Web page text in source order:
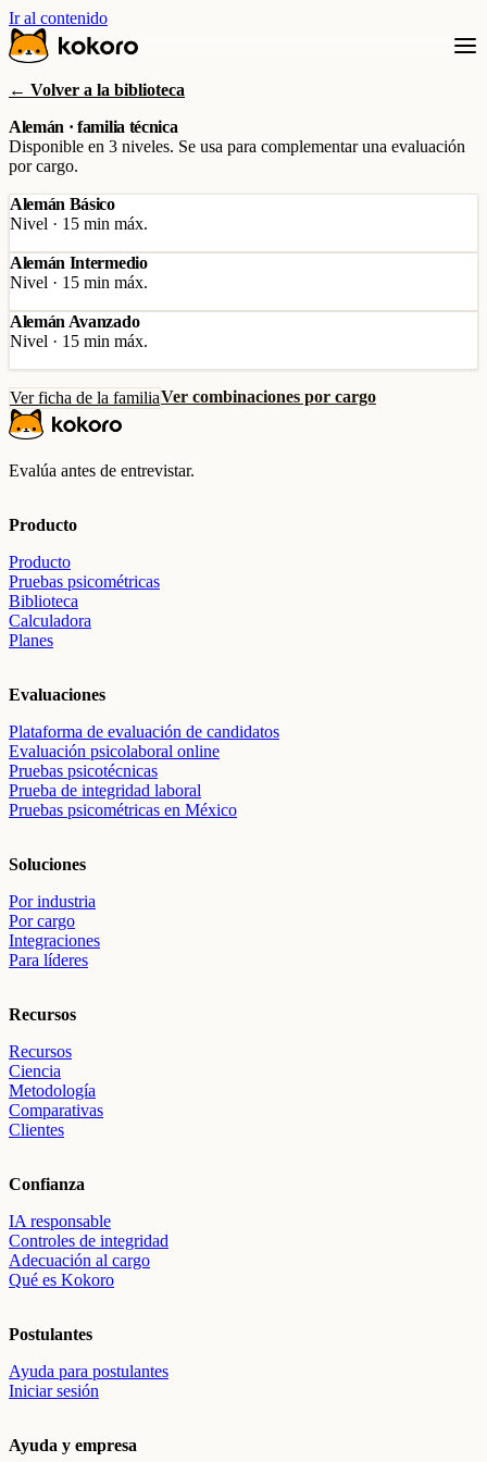
Ir al contenido
← Volver a la biblioteca
Alemán · familia técnica
Disponible en 3 niveles. Se usa para complementar una evaluación
por cargo.
Alemán Básico
Nivel · 15 min máx.
Alemán Intermedio
Nivel · 15 min máx.
Alemán Avanzado
Nivel · 15 min máx.
Ver ficha de la familiaVer combinaciones por cargo
Evalúa antes de entrevistar.
Producto
Producto
Pruebas psicométricas
Biblioteca
Calculadora
Planes
Evaluaciones
Plataforma de evaluación de candidatos
Evaluación psicolaboral online
Pruebas psicotécnicas
Prueba de integridad laboral
Pruebas psicométricas en México
Soluciones
Por industria
Por cargo
Integraciones
Para líderes
Recursos
Recursos
Ciencia
Metodología
Comparativas
Clientes
Confianza
IA responsable
Controles de integridad
Adecuación al cargo
Qué es Kokoro
Postulantes
Ayuda para postulantes
Iniciar sesión
Ayuda y empresa